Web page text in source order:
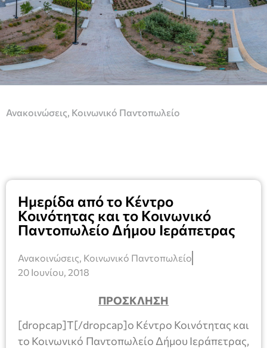
Ανακοινώσεις Κοινωνικό Παντοπωλείο
Ημερίδα από το Κέντρο
Κοινότητας και το Κοινωνικό
Παντοπωλείο Δήμου Ιεράπετρας
Ανακοινώσεις Κοινωνικό Παντοπωλείο
20 Ιουνίου, 2018
ΠΡΟΣΚΛΗΣΗ
[dropcap]Τ[/dropcap]ο Κέντρο Κοινότητας και
το Κοινωνικό Παντοπωλείο Δήμου Ιεράπετρας,